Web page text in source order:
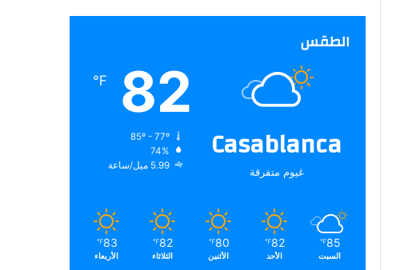
الطقس
Casablanca
غيوم متفرقة
82
℉
74%
5.99 ميل/ساعة
85
℉
السبت
82
℉
الأحد
80
℉
الأثنين
82
℉
الثلاثاء
83
℉
الأربعاء